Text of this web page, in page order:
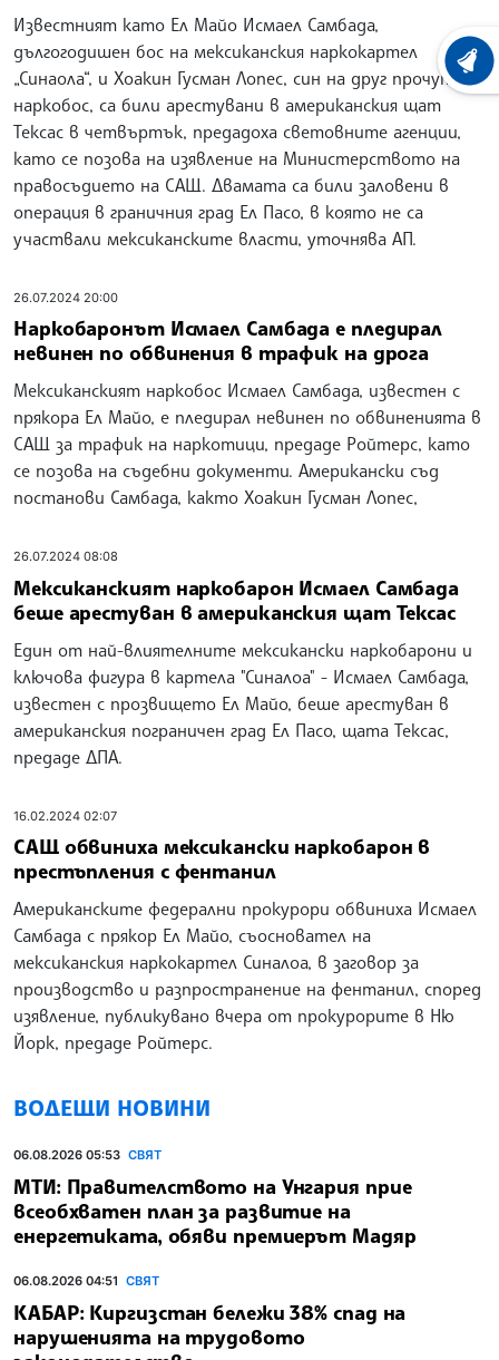
Известният като Ел Майо Исмаел Самбада,
дългогодишен бос на мексиканския наркокартел
„Синаола“, и Хоакин Гусман Лопес, син на друг прочут
наркобос, са били арестувани в американския щат
Тексас в четвъртък, предадоха световните агенции,
като се позова на изявление на Министерството на
правосъдието на САЩ. Двамата са били заловени в
операция в граничния град Ел Пасо, в която не са
участвали мексиканските власти, уточнява АП.
26.07.2024 20:00
Наркобаронът Исмаел Самбада е пледирал
невинен по обвинения в трафик на дрога
Мексиканският наркобос Исмаел Самбада, известен с
прякора Ел Майо, е пледирал невинен по обвиненията в
САЩ за трафик на наркотици, предаде Ройтерс, като
се позова на съдебни документи. Американски съд
постанови Самбада, както Хоакин Гусман Лопес,
26.07.2024 08:08
Мексиканският наркобарон Исмаел Самбада
беше арестуван в американския щат Тексас
Един от най-влиятелните мексикански наркобарони и
ключова фигура в картела "Синалоа" - Исмаел Самбада,
известен с прозвището Ел Майо, беше арестуван в
американския пограничен град Ел Пасо, щата Тексас,
предаде ДПА.
16.02.2024 02:07
САЩ обвиниха мексикански наркобарон в
престъпления с фентанил
Американските федерални прокурори обвиниха Исмаел
Самбада с прякор Ел Майо, съосновател на
мексиканския наркокартел Синалоа, в заговор за
производство и разпространение на фентанил, според
изявление, публикувано вчера от прокурорите в Ню
Йорк, предаде Ройтерс.
ВОДЕЩИ НОВИНИ
06.08.2026 05:53 СВЯТ
МТИ: Правителството на Унгария прие
всеобхватен план за развитие на
енергетиката, обяви премиерът Мадяр
06.08.2026 04:51 СВЯТ
КАБАР: Киргизстан бележи 38% спад на
нарушенията на трудовото